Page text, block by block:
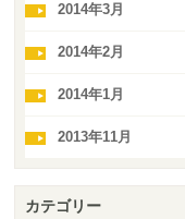
2014年3月
2014年2月
2014年1月
2013年11月
カテゴリー